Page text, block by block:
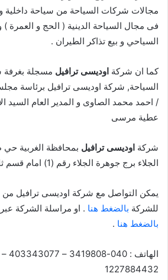
مجالات شركات السياحة من سياحة داخلية
فى مجال السياحة الدينية ( الحج و العمرة )
السياحي و بيع تذاكر الطيران .
كما ان شركة اوديسى ترافيل مسجلة بغرفة
السياحة, شركة اوديسى ترافيل برئاسة مجلس
/ احمد محمد الصاوى و المدير العام السيد
عطية مرسى
شركة اوديسى ترافيل بمحافظة الغربية
الجلاء برج جوهرة الجلاء رقم (1) امام قسم ثان طنطا
يمكن التواصل مع شركة اوديسى ترافيل من
للشركة بالضغط هنا . او مراسلة الشركة عبر
بالضغط هنا .
1227884432